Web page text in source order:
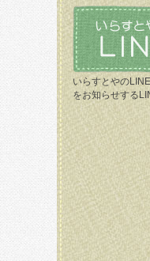
いらすとやの
をお知らせする